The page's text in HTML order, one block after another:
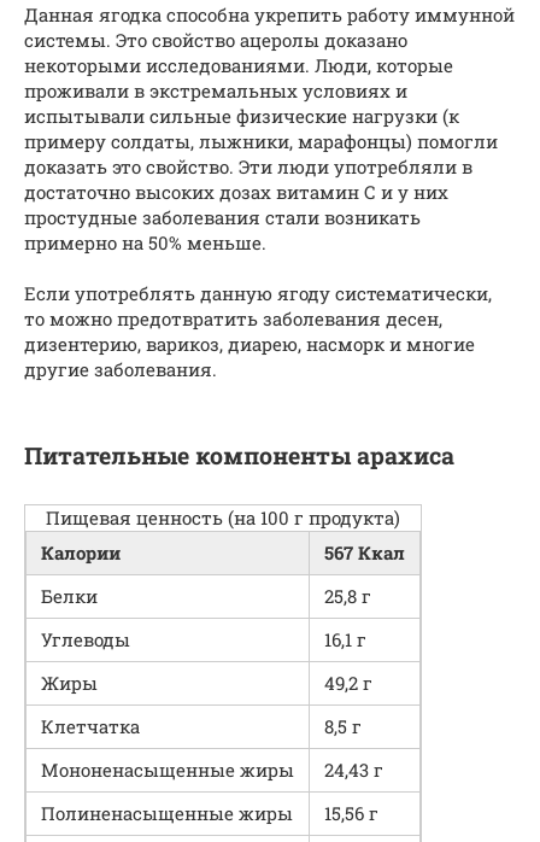
Данная ягодка способна укрепить работу иммунной
системы. Это свойство ацеролы доказано
некоторыми исследованиями. Люди, которые
проживали в экстремальных условиях и
испытывали сильные физические нагрузки (к
примеру солдаты, лыжники, марафонцы) помогли
доказать это свойство. Эти люди употребляли в
достаточно высоких дозах витамин С и у них
простудные заболевания стали возникать
примерно на 50% меньше.
Если употреблять данную ягоду систематически,
то можно предотвратить заболевания десен,
дизентерию, варикоз, диарею, насморк и многие
другие заболевания.
Питательные компоненты арахиса
Пищевая ценность (на 100 г продукта)
Калории
567 Ккал
Белки
25,8 г
Углеводы
16,1 г
Жиры
49,2 г
Клетчатка
8,5 г
Мононенасыщенные жиры
24,43 г
Полиненасыщенные жиры
15,56 г